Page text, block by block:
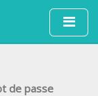
principal
de passe